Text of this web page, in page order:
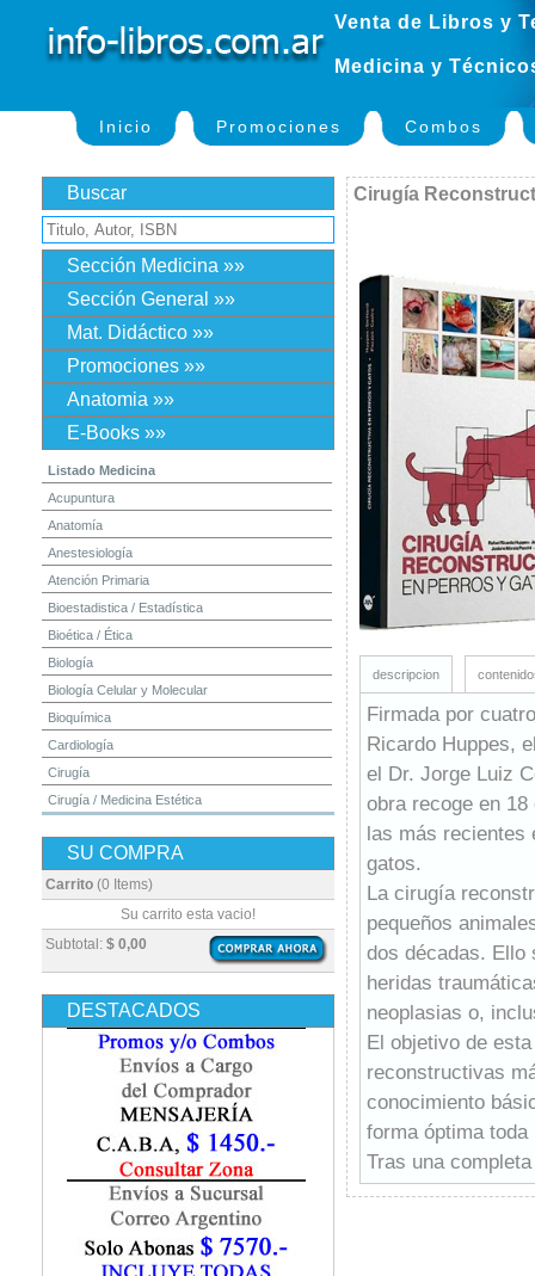
Venta de Libros y
Medicina y
Inicio Promociones Combos
Buscar
Sección Medicina »»
Sección General »»
Mat. Didáctico »»
Promociones »»
Anatomia »»
E-Books »»
Listado Medicina
Acupuntura
Anatomía
Anestesiología
Atención Primaria
Bioestadistica / Estadística
Bioética / Ética
Biología
Biología Celular y Molecular
Bioquímica
Cardiología
Cirugía
Cirugía / Medicina Estética
Dermatología
Diagnóstico por Imagen / Radiología
Embriología
Enfermería
Epidemiología
Farmacia / Farmacología
Fisiatría / Kinesiología
Fisiología / Fisiopatología
Fonoaudiología
Gastroenterología
Geriatría
Ginecología / Obstetricia
SU COMPRA
Carrito (0 Items)
Subtotal: $ 0,00
Su carrito esta vacio!
DESTACADOS
Cirugía
descripcion
Firmada por
Ricardo Huppes,
el Dr. Jorge Luiz
obra recoge en
las más recientes
gatos.
La cirugía
pequeños
dos décadas. Ello
heridas
neoplasias o,
El objetivo de
reconstructivas
conocimiento
forma óptima
Tras una
reparación